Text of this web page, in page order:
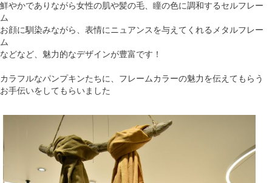
鮮やかでありながら女性の肌や髪の毛、瞳の色に調和するセルフレー
ム
お顔に馴染みながら、表情にニュアンスを与えてくれるメタルフレー
ム
などなど、魅力的なデザインが豊富です！
カラフルなパンプキンたちに、フレームカラーの魅力を伝えてもらう
お手伝いをしてもらいました